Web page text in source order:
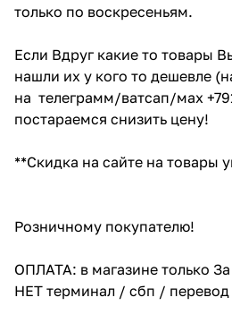
только по воскресеньям.
Если Вдруг какие то товары
нашли их у кого то дешевле
на телеграмм/ватсап/мах
постараемся снизить цену!
**Скидка на сайте на товары
Розничному покупателю!
ОПЛАТА: в магазине только
НЕТ терминал / сбп /